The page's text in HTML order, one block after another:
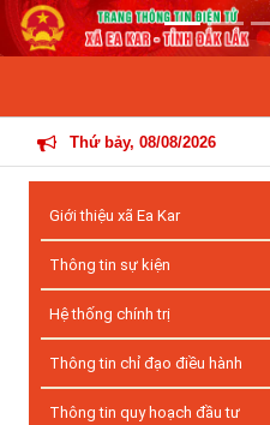
Thứ bảy, 08/08/2026
Giới thiệu xã Ea Kar
Thông tin sự kiện
Hệ thống chính trị
Thông tin chỉ đạo điều hành
Thông tin quy hoạch đầu tư